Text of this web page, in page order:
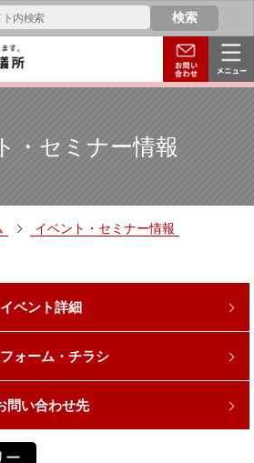
・セミナー情報
イベント・セミナー情報
イベント詳細
ォーム・チラシ
問い合わせ先